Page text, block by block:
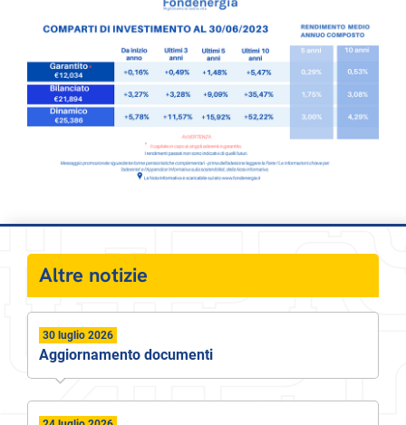
Altre notizie
30 luglio 2026
Aggiornamento documenti